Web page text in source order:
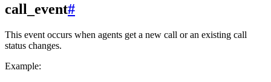
call_event#
This event occurs when agents get a new call or an existing call
status changes.
Example: